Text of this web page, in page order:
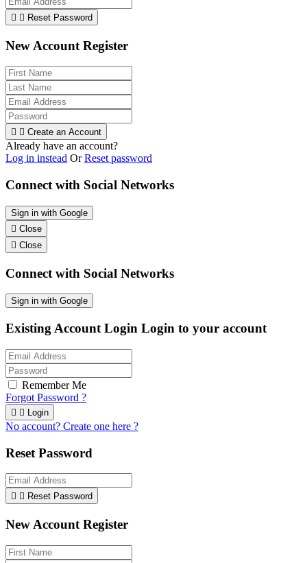
  Reset Password
New Account Register
  Create an Account
Already have an account?
Log in instead OrReset password
Connect with Social Networks
Sign in with Google
 Close
 Close
Connect with Social Networks
Sign in with Google
Existing Account Login Login to your account
Remember Me
Forgot Password ?
  Login
No account? Create one here ?
Reset Password
  Reset Password
New Account Register